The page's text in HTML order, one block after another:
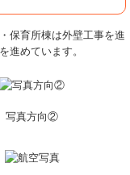
保育所棟は外壁工事を進
進めています。
写真方向②